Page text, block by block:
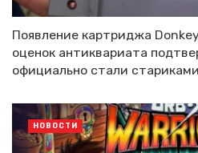
Появление картриджа
оценок антиквариата
официально стали стариками
НОВОСТИ